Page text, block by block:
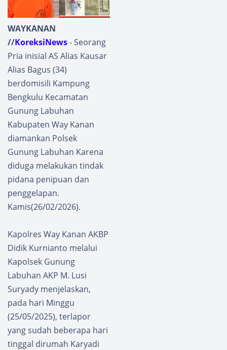
WAYKANAN
//KoreksiNews- Seorang
Pria inisial AS Alias Kausar
Alias Bagus (34)
berdomisili Kampung
Bengkulu Kecamatan
Gunung Labuhan
Kabupaten Way Kanan
diamankan Polsek
Gunung Labuhan Karena
diduga melakukan tindak
pidana penipuan dan
penggelapan.
Kamis(26/02/2026).
Kapolres Way Kanan AKBP
Didik Kurnianto melalui
Kapolsek Gunung
Labuhan AKP M. Lusi
Suryady menjelaskan,
pada hari Minggu
(25/05/2025), terlapor
yang sudah beberapa hari
tinggal dirumah Karyadi